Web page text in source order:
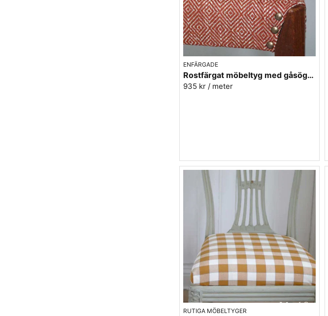
ENFÄRGADE
Rostfärgat möbeltyg med gåsögon - Magdalena nr.31
935 kr / meter
RUTIGA MÖBELTYGER